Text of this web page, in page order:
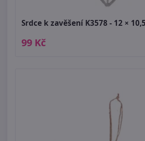
Srdce k zavěšení K3578 - 12 ×
99 Kč